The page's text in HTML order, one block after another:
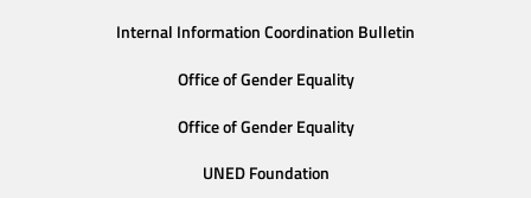
Internal Information Coordination Bulletin
Office of Gender Equality
Office of Gender Equality
UNED Foundation